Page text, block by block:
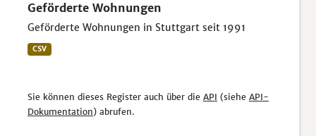
Geförderte Wohnungen
Geförderte Wohnungen in Stuttgart seit 1991
CSV
Sie können dieses Register auch über die API (siehe API-
Dokumentation) abrufen.